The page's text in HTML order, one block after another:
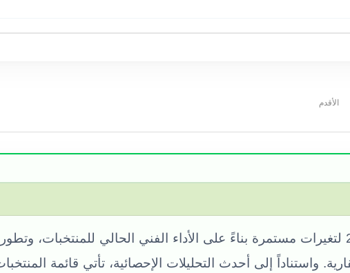
الأقدم
تخضع توقعات الفوز بلقب كأس العالم 2026 لتغيرات مستمرة بناءً على الأداء الفني الحالي للمنتخبات، وتطور
واستناداً إلى أحدث التحليلات الإحصائية، تأتي قائمة